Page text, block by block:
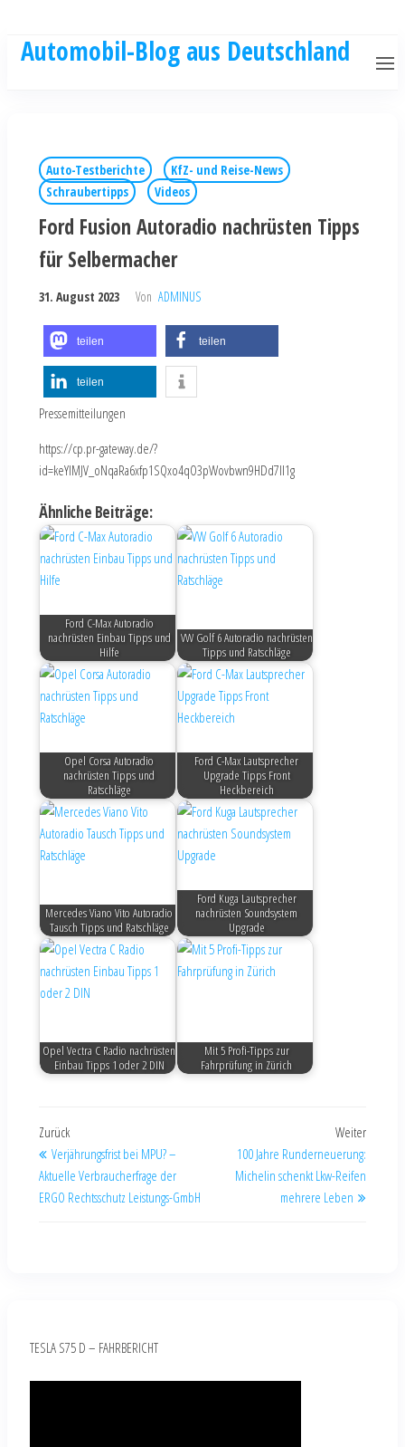
Automobil-Blog aus Deutschland
Auto-Testberichte
KfZ- und Reise-News
Schraubertipps
Videos
Ford Fusion Autoradio nachrüsten Tipps
für Selbermacher
31. August 2023 Von ADMINUS
teilen teilen
teilen
Pressemitteilungen
https://cp.pr-gateway.de/?
id=keYlMJV_oNqaRa6xfp1SQxo4qO3pWovbwn9HDd7Il1g
Ähnliche Beiträge:
Ford C-Max Autoradio
nachrüsten Einbau Tipps und
Hilfe
VW Golf 6 Autoradio nachrüsten
Tipps und Ratschläge
Opel Corsa Autoradio
nachrüsten Tipps und
Ratschläge
Ford C-Max Lautsprecher
Upgrade Tipps Front
Heckbereich
Mercedes Viano Vito Autoradio
Tausch Tipps und Ratschläge
Ford Kuga Lautsprecher
nachrüsten Soundsystem
Upgrade
Opel Vectra C Radio nachrüsten
Einbau Tipps 1 oder 2 DIN
Mit 5 Profi-Tipps zur
Fahrprüfung in Zürich
Zurück
Verjährungsfrist bei MPU? –
Aktuelle Verbraucherfrage der
ERGO Rechtsschutz Leistungs-GmbH
Weiter
100 Jahre Runderneuerung:
Michelin schenkt Lkw-Reifen
mehrere Leben
TESLA S75 D – FAHRBERICHT